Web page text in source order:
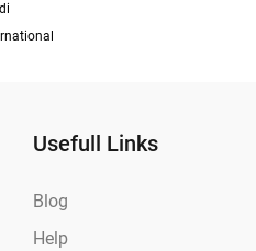
Usefull Links
Blog
Help